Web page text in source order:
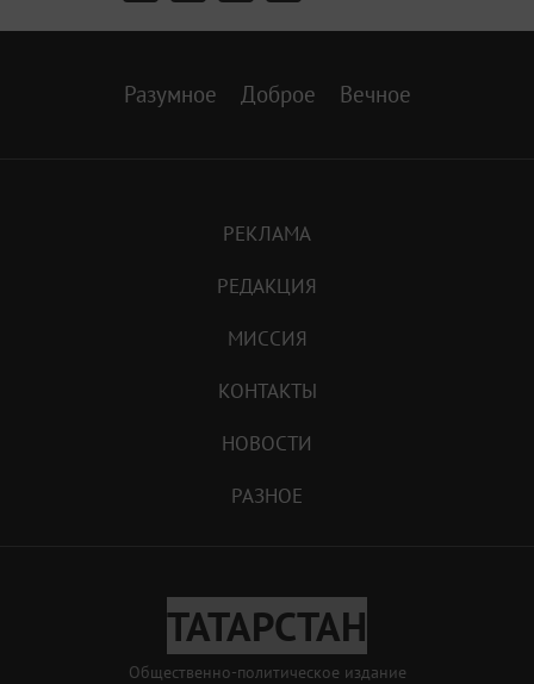
Разумное Доброе Вечное
РЕКЛАМА
РЕДАКЦИЯ
МИССИЯ
КОНТАКТЫ
НОВОСТИ
РАЗНОЕ
ТАТАРСТАН
Общественно-политическое издание